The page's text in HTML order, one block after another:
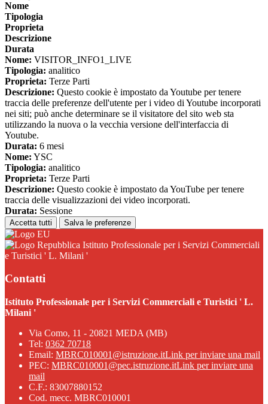
Nome
Tipologia
Proprieta
Descrizione
Durata
Nome: VISITOR_INFO1_LIVE
Tipologia: analitico
Proprieta: Terze Parti
Descrizione: Questo cookie è impostato da Youtube per tenere
traccia delle preferenze dell'utente per i video di Youtube incorporati
nei siti; può anche determinare se il visitatore del sito web sta
utilizzando la nuova o la vecchia versione dell'interfaccia di
Youtube.
Durata: 6 mesi
Nome: YSC
Tipologia: analitico
Proprieta: Terze Parti
Descrizione: Questo cookie è impostato da YouTube per tenere
traccia delle visualizzazioni dei video incorporati.
Durata: Sessione
Accetta tutti Salva le preferenze
Istituto Professionale per i Servizi Commerciali
e Turistici ' L. Milani '
Contatti
Istituto Professionale per i Servizi Commerciali e Turistici ' L.
Milani '
Via Como, 11 - 20821 MEDA (MB)
Tel: 0362 70718
Email: MBRC010001@istruzione.itLink per inviare una mail
PEC: MBRC010001@pec.istruzione.itLink per inviare una
mail
C.F.: 83007880152
Cod. mecc. MBRC010001